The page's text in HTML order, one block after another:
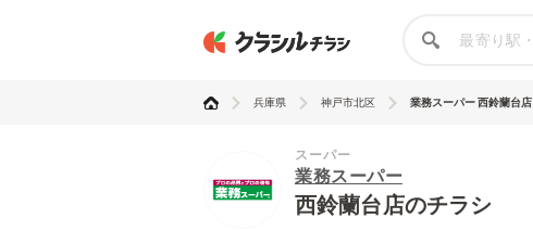
兵庫県 神戸市北区 業務スーパー 西鈴蘭台店
スーパー
業務スーパー
西鈴蘭台店のチラシ